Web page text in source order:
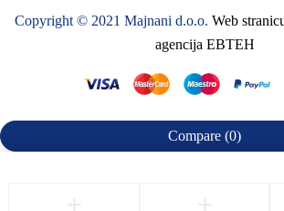
Copyright © 2021 Majnani d.o.o. Web
agencija EBTEH
Compare (0)